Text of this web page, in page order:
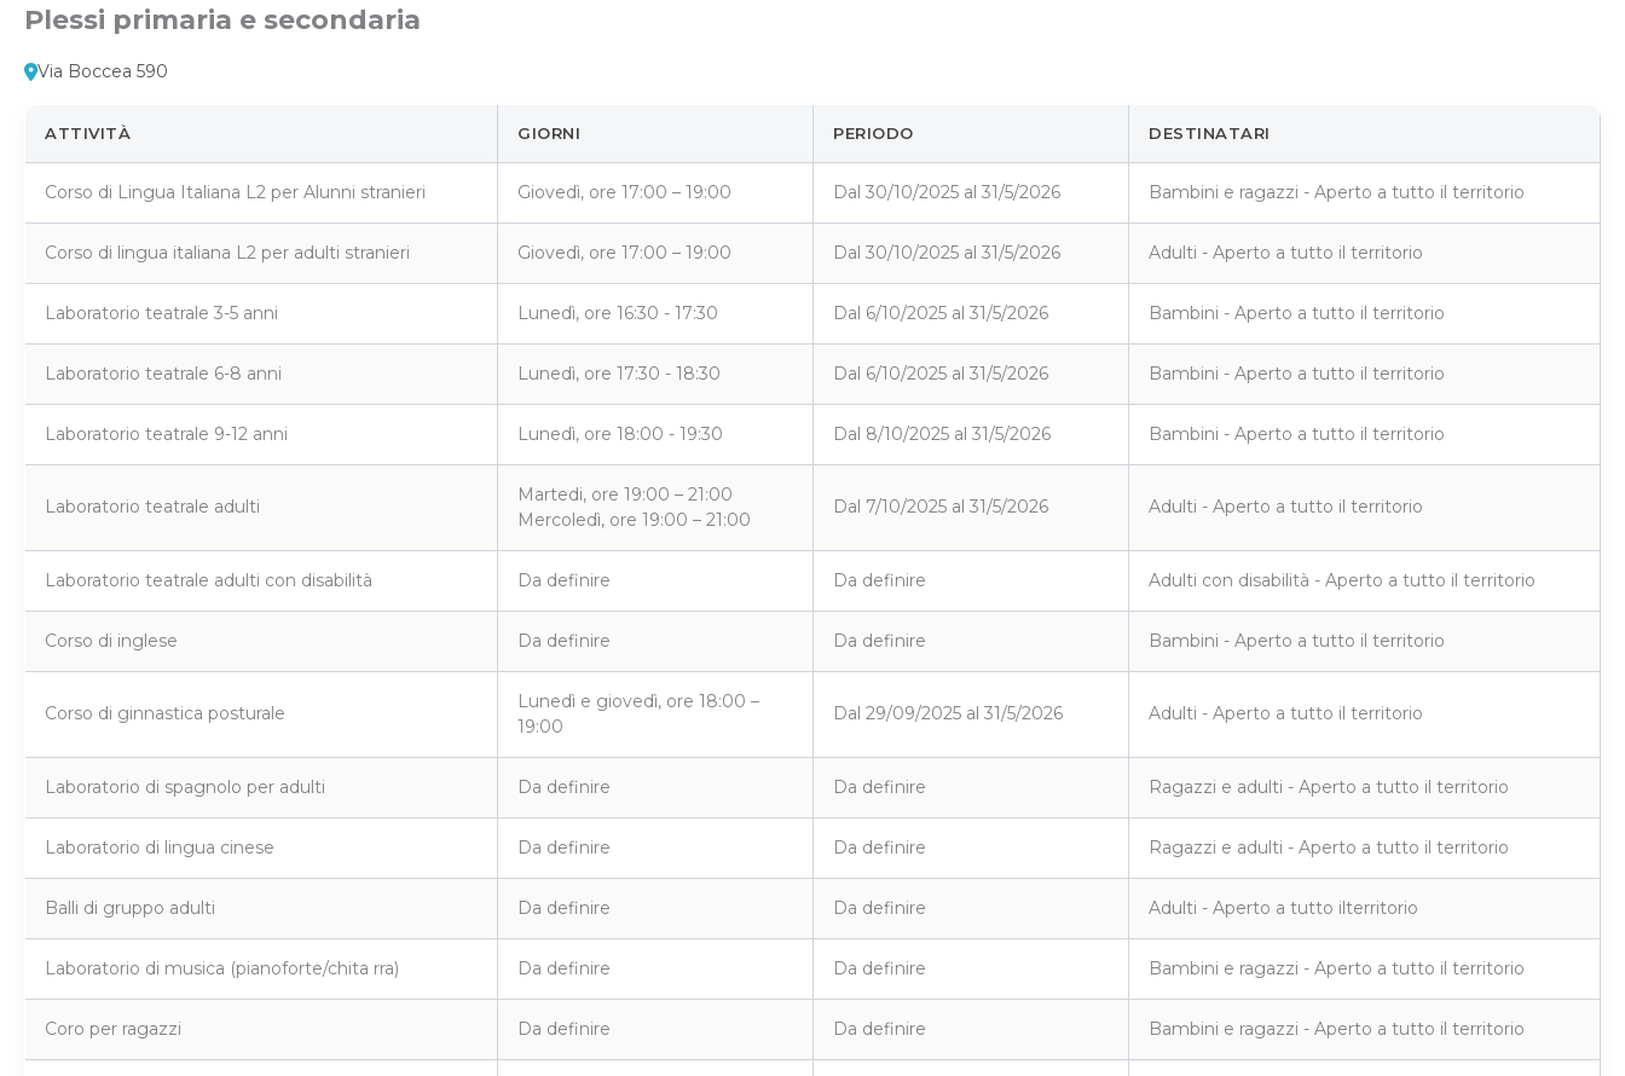
Plessi primaria e secondaria
Via Boccea 590
ATTIVITÀ GIORNI PERIODO DESTINATARI
Corso di Lingua Italiana L2 per Alunni stranieri Giovedì, ore 17:00 – 19:00 Dal 30/10/2025 al 31/5/2026 Bambini e ragazzi - Aperto a tutto il territorio
Corso di lingua italiana L2 per adulti stranieri Giovedì, ore 17:00 – 19:00 Dal 30/10/2025 al 31/5/2026 Adulti - Aperto a tutto il territorio
Laboratorio teatrale 3-5 anni Lunedì, ore 16:30 - 17:30 Dal 6/10/2025 al 31/5/2026 Bambini - Aperto a tutto il territorio
Laboratorio teatrale 6-8 anni Lunedì, ore 17:30 - 18:30 Dal 6/10/2025 al 31/5/2026 Bambini - Aperto a tutto il territorio
Laboratorio teatrale 9-12 anni Lunedì, ore 18:00 - 19:30 Dal 8/10/2025 al 31/5/2026 Bambini - Aperto a tutto il territorio
Laboratorio teatrale adulti
Martedi, ore 19:00 – 21:00
Mercoledì, ore 19:00 – 21:00
Dal 7/10/2025 al 31/5/2026 Adulti - Aperto a tutto il territorio
Laboratorio teatrale adulti con disabilità Da definire Da definire Adulti con disabilità - Aperto a tutto il territorio
Corso di inglese Da definire Da definire Bambini - Aperto a tutto il territorio
Corso di ginnastica posturale
Lunedì e giovedì, ore 18:00 –
19:00
Dal 29/09/2025 al 31/5/2026 Adulti - Aperto a tutto il territorio
Laboratorio di spagnolo per adulti Da definire Da definire Ragazzi e adulti - Aperto a tutto il territorio
Laboratorio di lingua cinese Da definire Da definire Ragazzi e adulti - Aperto a tutto il territorio
Balli di gruppo adulti Da definire Da definire Adulti - Aperto a tutto ilterritorio
Laboratorio di musica (pianoforte/chita rra) Da definire Da definire Bambini e ragazzi - Aperto a tutto il territorio
Coro per ragazzi Da definire Da definire Bambini e ragazzi - Aperto a tutto il territorio